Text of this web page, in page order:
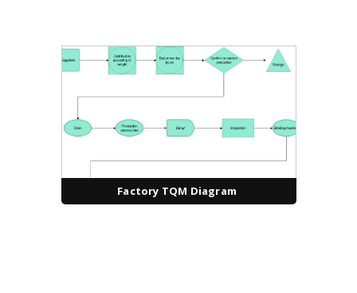
Factory TQM Diagram